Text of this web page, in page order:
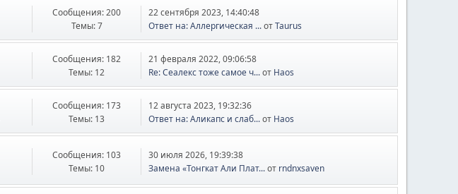
Сообщения: 200
Темы: 7
22 сентября 2023, 14:40:48
Ответ на: Аллергическая ...отTaurus
Сообщения: 182
Темы: 12
21 февраля 2022, 09:06:58
Re: Сеалекс тоже самое ч...от Haos
Сообщения: 173
Темы: 13
12 августа 2023, 19:32:36
Ответ на: Аликапс и слаб...от Haos
Сообщения: 103
Темы: 10
30 июля 2026, 19:39:38
Замена «Тонгкат Али Плат...от rndnxsaven